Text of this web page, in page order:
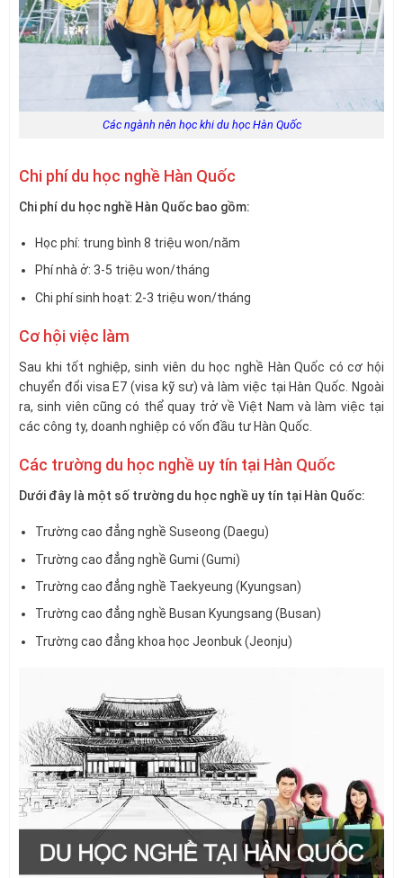
Các ngành nên học khi du học Hàn Quốc
Chi phí du học nghề Hàn Quốc
Chi phí du học nghề Hàn Quốc bao gồm:
Học phí: trung bình 8 triệu won/năm
Phí nhà ở: 3-5 triệu won/tháng
Chi phí sinh hoạt: 2-3 triệu won/tháng
Cơ hội việc làm
Sau khi tốt nghiệp, sinh viên du học nghề Hàn Quốc có cơ hội
chuyển đổi visa E7 (visa kỹ sư) và làm việc tại Hàn Quốc. Ngoài
ra, sinh viên cũng có thể quay trở về Việt Nam và làm việc tại
các công ty, doanh nghiệp có vốn đầu tư Hàn Quốc.
Các trường du học nghề uy tín tại Hàn Quốc
Dưới đây là một số trường du học nghề uy tín tại Hàn Quốc:
Trường cao đẳng nghề Suseong (Daegu)
Trường cao đẳng nghề Gumi (Gumi)
Trường cao đẳng nghề Taekyeung (Kyungsan)
Trường cao đẳng nghề Busan Kyungsang (Busan)
Trường cao đẳng khoa học Jeonbuk (Jeonju)